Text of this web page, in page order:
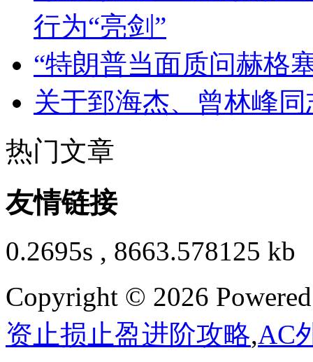
行为“亮剑”
“特朗普当面质问赫格
关于郅海杰、曾林峰
热门文章
友情链接
0.2695s , 8663.578125 kb
Copyright © 2026
资止损止盈进阶攻略,AC